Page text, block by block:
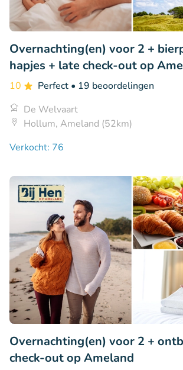
Overnachting(en) voor 2 +
hapjes + late check-out op
10 Perfect • 19 beoordelingen
De Welvaart
Hollum, Ameland (52km)
Verkocht: 76
Overnachting(en) voor 2 +
check-out op Ameland